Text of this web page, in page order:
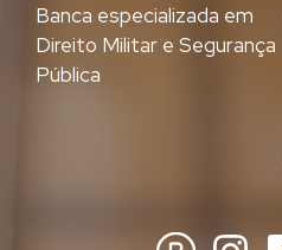
Banca especializada em
Direito Militar e Segurança
Pública